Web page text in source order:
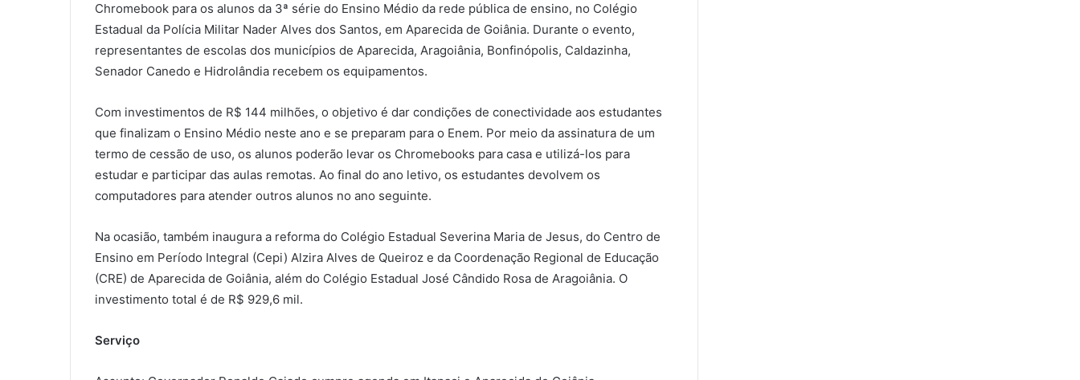
Chromebook para os alunos da 3ª série do Ensino Médio da rede pública de ensino, no Colégio
Estadual da Polícia Militar Nader Alves dos Santos, em Aparecida de Goiânia. Durante o evento,
representantes de escolas dos municípios de Aparecida, Aragoiânia, Bonfinópolis, Caldazinha,
Senador Canedo e Hidrolândia recebem os equipamentos.
Com investimentos de R$ 144 milhões, o objetivo é dar condições de conectividade aos estudantes
que finalizam o Ensino Médio neste ano e se preparam para o Enem. Por meio da assinatura de um
termo de cessão de uso, os alunos poderão levar os Chromebooks para casa e utilizá-los para
estudar e participar das aulas remotas. Ao final do ano letivo, os estudantes devolvem os
computadores para atender outros alunos no ano seguinte.
Na ocasião, também inaugura a reforma do Colégio Estadual Severina Maria de Jesus, do Centro de
Ensino em Período Integral (Cepi) Alzira Alves de Queiroz e da Coordenação Regional de Educação
(CRE) de Aparecida de Goiânia, além do Colégio Estadual José Cândido Rosa de Aragoiânia. O
investimento total é de R$ 929,6 mil.
Serviço